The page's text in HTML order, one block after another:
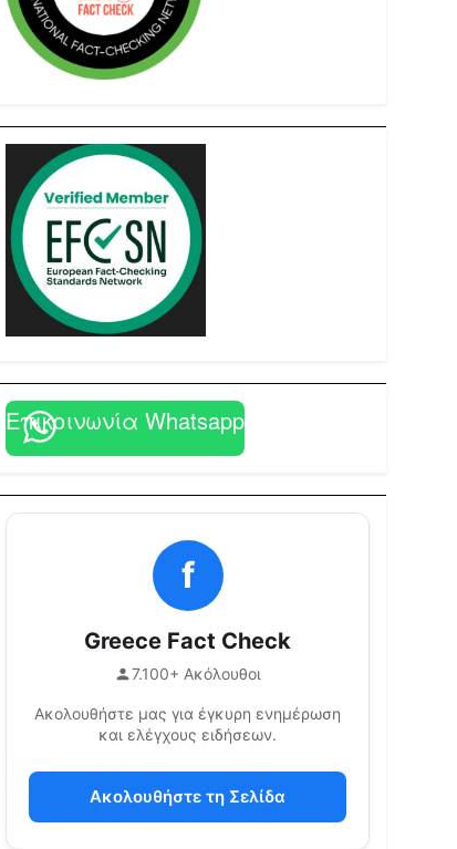
Επικοινωνία Whatsapp
f
Greece Fact Check
7.100+ Ακόλουθοι
Ακολουθήστε μας για έγκυρη ενημέρωση
και ελέγχους ειδήσεων.
Ακολουθήστε τη Σελίδα